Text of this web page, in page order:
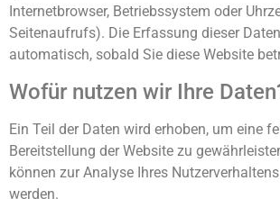
Internetbrowser, Betriebssystem oder
Seitenaufrufs). Die Erfassung dieser
automatisch, sobald Sie diese Website
Wofür nutzen wir Ihre
Ein Teil der Daten wird erhoben, um eine
Bereitstellung der Website zu
können zur Analyse Ihres
werden.